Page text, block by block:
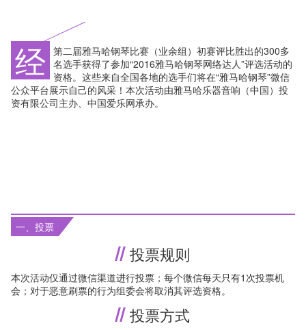
经 第二届雅马哈钢琴比赛（业余组）初赛评比胜出的300多
名选手获得了参加“2016雅马哈钢琴网络达人”评选活动的
资格。这些来自全国各地的选手们将在“雅马哈钢琴”微信
公众平台展示自己的风采！本次活动由雅马哈乐器音响（中国）投
资有限公司主办、中国爱乐网承办。
一、投票
投票规则
本次活动仅通过微信渠道进行投票；每个微信每天只有1次投票机
会；对于恶意刷票的行为组委会将取消其评选资格。
投票方式